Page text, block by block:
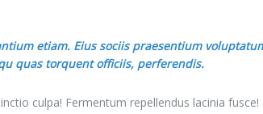
etiam. Eius sociis praesentium
quas torquent officiis, perferendis.
culpa! Fermentum repellendus lacinia